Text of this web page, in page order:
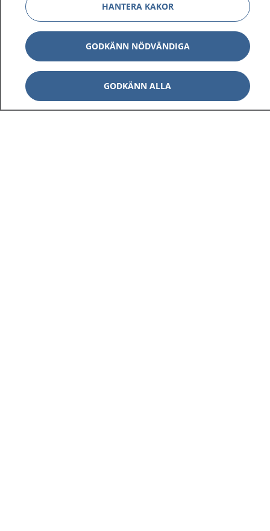
HANTERA KAKOR
GODKÄNN NÖDVÄNDIGA
GODKÄNN ALLA